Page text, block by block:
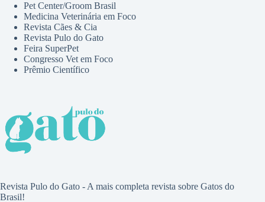
Pet Center/Groom Brasil
Medicina Veterinária em Foco
Revista Cães & Cia
Revista Pulo do Gato
Feira SuperPet
Congresso Vet em Foco
Prêmio Científico
Revista Pulo do Gato - A mais completa revista sobre Gatos do
Brasil!